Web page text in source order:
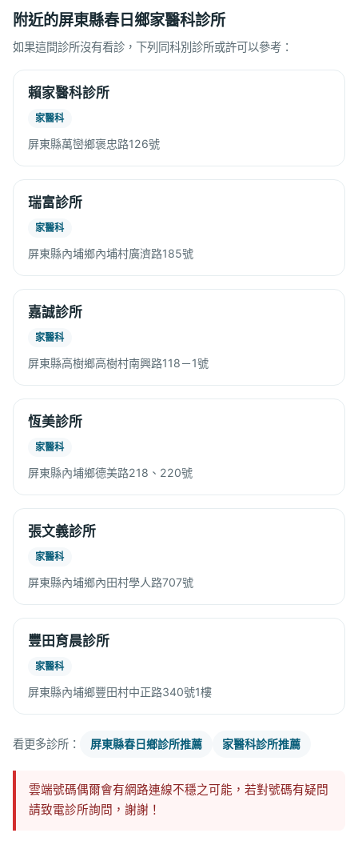
附近的屏東縣春日鄉家醫科診所
如果這間診所沒有看診，下列同科別診所或許可以參考：
賴家醫科診所
家醫科
屏東縣萬巒鄉褒忠路126號
瑞富診所
家醫科
屏東縣內埔鄉內埔村廣濟路185號
嘉誠診所
家醫科
屏東縣高樹鄉高樹村南興路118－1號
恆美診所
家醫科
屏東縣內埔鄉德美路218、220號
張文義診所
家醫科
屏東縣內埔鄉內田村學人路707號
豐田育晨診所
家醫科
屏東縣內埔鄉豐田村中正路340號1樓
看更多診所： 屏東縣春日鄉診所推薦 家醫科診所推薦
雲端號碼偶爾會有網路連線不穩之可能，若對號碼有疑問
請致電診所詢問，謝謝！